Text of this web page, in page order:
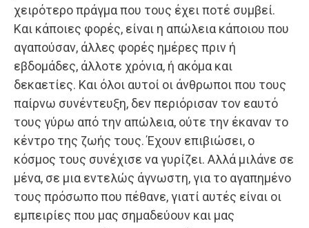
χειρότερο πράγμα που τους έχει ποτέ συμβεί.
Και κάποιες φορές, είναι η απώλεια κάποιου που
αγαπούσαν, άλλες φορές ημέρες πριν ή
εβδομάδες, άλλοτε χρόνια, ή ακόμα και
δεκαετίες. Και όλοι αυτοί οι άνθρωποι που τους
παίρνω συνέντευξη, δεν περιόρισαν τον εαυτό
τους γύρω από την απώλεια, ούτε την έκαναν το
κέντρο της ζωής τους. Έχουν επιβιώσει, ο
κόσμος τους συνέχισε να γυρίζει. Αλλά μιλάνε σε
μένα, σε μια εντελώς άγνωστη, για το αγαπημένο
τους πρόσωπο που πέθανε, γιατί αυτές είναι οι
εμπειρίες που μας σημαδεύουν και μας